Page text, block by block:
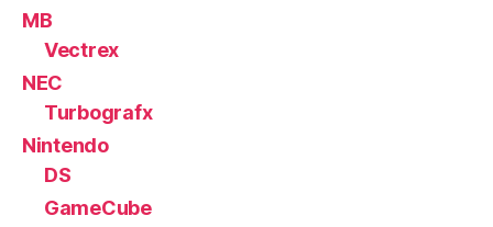
MB
Vectrex
NEC
Turbografx
Nintendo
DS
GameCube